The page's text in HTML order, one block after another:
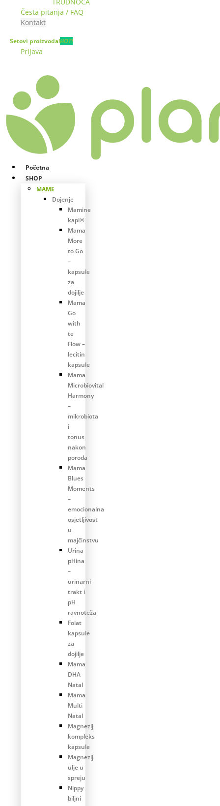
Česta pitanja / FAQ
Kontakt
Setovi proizvoda!HOT!
Prijava
Početna
SHOP
MAME
Dojenje
Mamine
kapi®
Mama
More
to Go
–
kapsule
za
dojilje
Mama
Go
with
te
Flow –
lecitin
kapsule
Mama
Microbiovital
Harmony
–
mikrobiota
i
tonus
nakon
poroda
Mama
Blues
Moments
–
emocionalna
osjetljivost
u
majčinstvu
Urina
pHina
–
urinarni
trakt i
pH
ravnoteža
Folat
kapsule
za
dojilje
Mama
DHA
Natal
Mama
Multi
Natal
Magnezij
kompleks
kapsule
Magnezij
ulje u
spreju
Nippy
biljni